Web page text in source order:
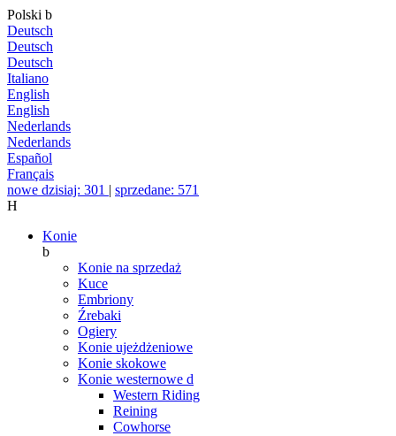
Polski b
Deutsch
Deutsch
Deutsch
Italiano
English
English
Nederlands
Nederlands
Español
Français
nowe dzisiaj: 301 | sprzedane: 571
H
Konie
b
Konie na sprzedaż
Kuce
Embriony
Źrebaki
Ogiery
Konie ujeżdżeniowe
Konie skokowe
Konie westernowe d
Western Riding
Reining
Cowhorse